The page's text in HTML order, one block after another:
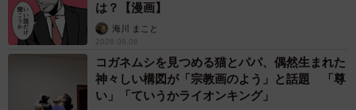
は？【漫画】
海川 まこと
2026.08.06
コガネムシを見つめる猫とパパ、偶然生まれた
神々しい構図が「宗教画のよう」と話題 「尊
い」「ていうかライオンキング」